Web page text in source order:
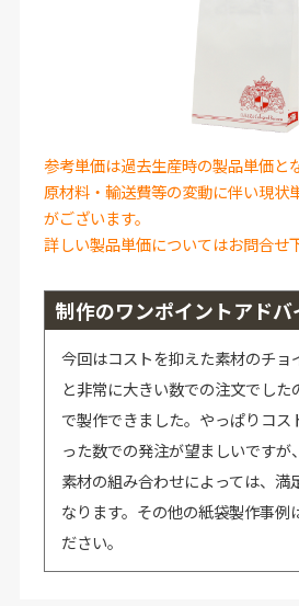
参考単価は過去生産時の製品単価と
原材料・輸送費等の変動に伴い現状
がございます。
詳しい製品単価についてはお問合せ
制作のワンポイントアドバ
今回はコストを抑えた素材のチョ
と非常に大きい数での注文でした
で製作できました。やっぱりコス
った数での発注が望ましいです
素材の組み合わせによっては、満
なります。その他の紙袋製作事例
ださい。